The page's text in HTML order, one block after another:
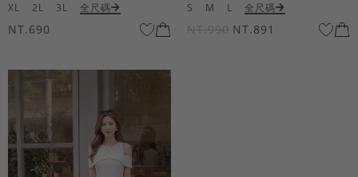
XL 2L 3L 全尺碼
NT.690
S M L 全尺碼
NT.990 NT.891